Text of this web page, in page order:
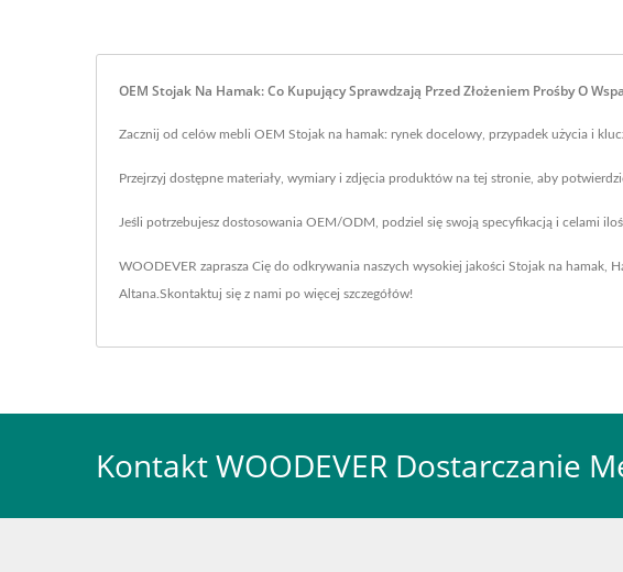
OEM Stojak Na Hamak: Co Kupujący Sprawdzają Przed Złożeniem Prośby O
Zacznij od celów mebli OEM Stojak na hamak: rynek docelowy, przypadek użycia i
Przejrzyj dostępne materiały, wymiary i zdjęcia produktów na tej stronie, aby
Jeśli potrzebujesz dostosowania OEM/ODM, podziel się swoją specyfikacją i celami
WOODEVER zaprasza Cię do odkrywania naszych wysokiej jakości Stojak na hamak
Altana Skontaktuj się z nami po więcej szczegółów!
Kontakt WOODEVER Dostarczanie